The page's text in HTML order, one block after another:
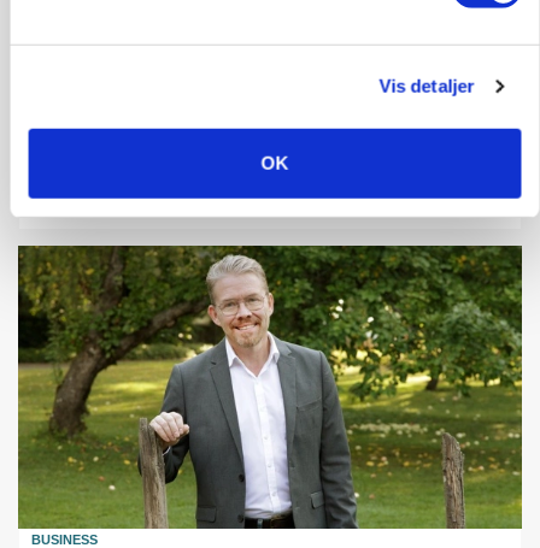
Vis detaljer
OK
middeludbytter
BUSINESS